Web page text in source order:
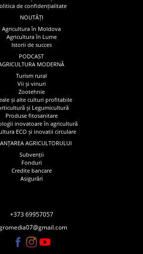
de confidențialitate
NOUTĂȚI
Agricultura în Moldova
Agricultura în Lume
Istorii de succes
PODCAST
MODERNĂ
Turism rural
Vii și vinuri
Zootehnie
și alte culturi profitabile
și Legumicultură
Produse fitosanitare
inovatoare în agricultură
ECO și inovatii circulare
AGRICULTORULUI
Subvenții
Fonduri
Credite bancare
Asigurări
+373 69957057